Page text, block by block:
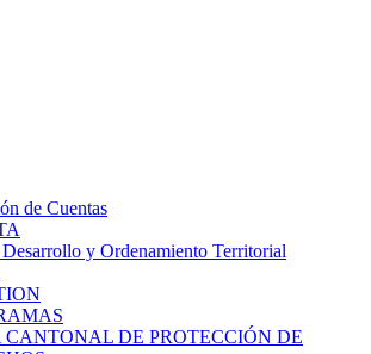
de Cuentas
y Ordenamiento Territorial
CANTONAL DE PROTECCIÓN DE